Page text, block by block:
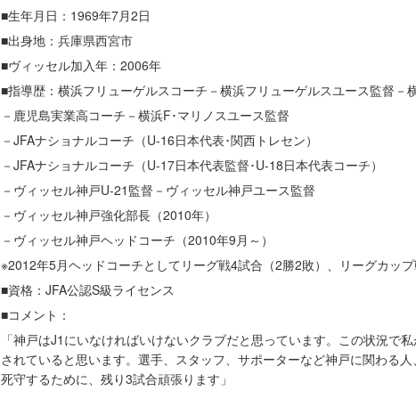
■生年月日：1969年7月2日
■出身地：兵庫県西宮市
■ヴィッセル加入年：2006年
■指導歴：横浜フリューゲルスコーチ－横浜フリューゲルスユース監督－
－鹿児島実業高コーチ－横浜F･マリノスユース監督
－JFAナショナルコーチ（U-16日本代表･関西トレセン）
－JFAナショナルコーチ（U-17日本代表監督･U-18日本代表コーチ）
－ヴィッセル神戸U-21監督－ヴィッセル神戸ユース監督
－ヴィッセル神戸強化部長（2010年）
－ヴィッセル神戸ヘッドコーチ（2010年9月～）
※2012年5月ヘッドコーチとしてリーグ戦4試合（2勝2敗）、リーグカッ
■資格：JFA公認S級ライセンス
■コメント：
「神戸はJ1にいなければいけないクラブだと思っています。この状況で
されていると思います。選手、スタッフ、サポーターなど神戸に関わる
死守するために、残り3試合頑張ります」